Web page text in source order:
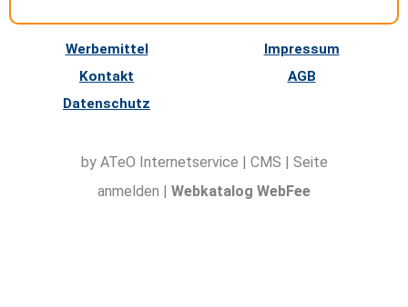
Werbemittel
Impressum
Kontakt
AGB
Datenschutz
by ATeO Internetservice | CMS | Seite
anmelden | Webkatalog WebFee